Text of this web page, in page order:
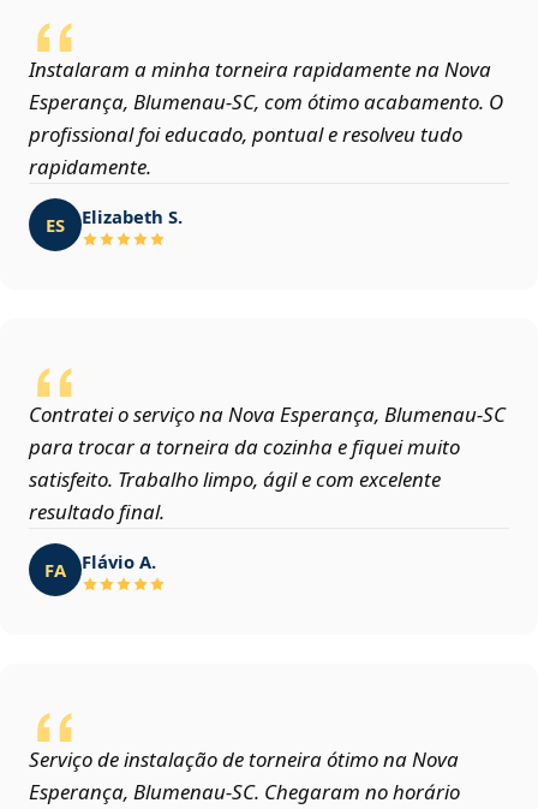
Instalaram a minha torneira rapidamente na Nova
Esperança, Blumenau‑SC, com ótimo acabamento. O
profissional foi educado, pontual e resolveu tudo
rapidamente.
ES Elizabeth S.
Contratei o serviço na Nova Esperança, Blumenau‑SC
para trocar a torneira da cozinha e fiquei muito
satisfeito. Trabalho limpo, ágil e com excelente
resultado final.
FA Flávio A.
Serviço de instalação de torneira ótimo na Nova
Esperança, Blumenau‑SC. Chegaram no horário